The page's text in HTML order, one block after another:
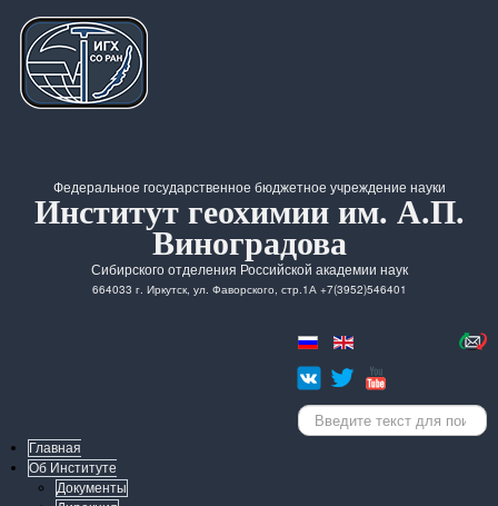
Федеральное государственное бюджетное учреждение науки
Институт геохимии им. А.П.
Виноградова
Сибирского отделения Российской академии наук
664033 г. Иркутск, ул. Фаворского, стр.1А +7(3952)546401
Искать...
Главная
Об Институте
Документы